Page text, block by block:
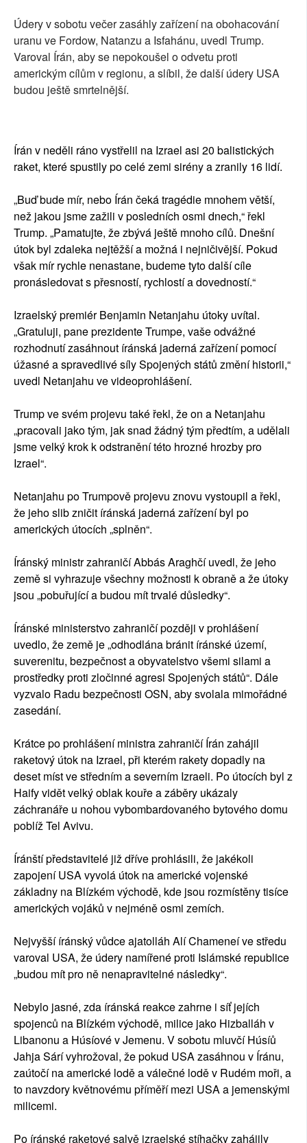
Údery v sobotu večer zasáhly zařízení na obohacování
uranu ve Fordow, Natanzu a Isfahánu, uvedl Trump.
Varoval Írán, aby se nepokoušel o odvetu proti
americkým cílům v regionu, a slíbil, že další údery USA
budou ještě smrtelnější.
Írán v neděli ráno vystřelil na Izrael asi 20 balistických
raket, které spustily po celé zemi sirény a zranily 16 lidí.
„Buď bude mír, nebo Írán čeká tragédie mnohem větší,
než jakou jsme zažili v posledních osmi dnech,“ řekl
Trump. „Pamatujte, že zbývá ještě mnoho cílů. Dnešní
útok byl zdaleka nejtěžší a možná i nejničivější. Pokud
však mír rychle nenastane, budeme tyto další cíle
pronásledovat s přesností, rychlostí a dovedností.“
Izraelský premiér Benjamin Netanjahu útoky uvítal.
„Gratuluji, pane prezidente Trumpe, vaše odvážné
rozhodnutí zasáhnout íránská jaderná zařízení pomocí
úžasné a spravedlivé síly Spojených států změní historii,“
uvedl Netanjahu ve videoprohlášení.
Trump ve svém projevu také řekl, že on a Netanjahu
„pracovali jako tým, jak snad žádný tým předtím, a udělali
jsme velký krok k odstranění této hrozné hrozby pro
Izrael“.
Netanjahu po Trumpově projevu znovu vystoupil a řekl,
že jeho slib zničit íránská jaderná zařízení byl po
amerických útocích „splněn“.
Íránský ministr zahraničí Abbás Araghčí uvedl, že jeho
země si vyhrazuje všechny možnosti k obraně a že útoky
jsou „pobuřující a budou mít trvalé důsledky“.
Íránské ministerstvo zahraničí později v prohlášení
uvedlo, že země je „odhodlána bránit íránské území,
suverenitu, bezpečnost a obyvatelstvo všemi silami a
prostředky proti zločinné agresi Spojených států“. Dále
vyzvalo Radu bezpečnosti OSN, aby svolala mimořádné
zasedání.
Krátce po prohlášení ministra zahraničí Írán zahájil
raketový útok na Izrael, při kterém rakety dopadly na
deset míst ve středním a severním Izraeli. Po útocích byl z
Haify vidět velký oblak kouře a záběry ukázaly
záchranáře u nohou vybombardovaného bytového domu
poblíž Tel Avivu.
Íránští představitelé již dříve prohlásili, že jakékoli
zapojení USA vyvolá útok na americké vojenské
základny na Blízkém východě, kde jsou rozmístěny tisíce
amerických vojáků v nejméně osmi zemích.
Nejvyšší íránský vůdce ajatolláh Alí Chameneí ve středu
varoval USA, že údery namířené proti Islámské republice
„budou mít pro ně nenapravitelné následky“.
Nebylo jasné, zda íránská reakce zahrne i síť jejích
spojenců na Blízkém východě, milice jako Hizballáh v
Libanonu a Húsíové v Jemenu. V sobotu mluvčí Húsíů
Jahja Sárí vyhrožoval, že pokud USA zasáhnou v Íránu,
zaútočí na americké lodě a válečné lodě v Rudém moři, a
to navzdory květnovému příměří mezi USA a jemenskými
milicemi.
Po íránské raketové salvě izraelské stíhačky zahájily